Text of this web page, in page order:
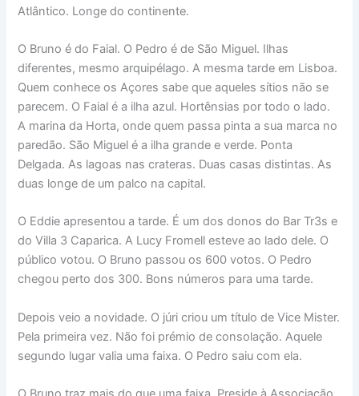
Atlântico. Longe do continente.
O Bruno é do Faial. O Pedro é de São Miguel. Ilhas
diferentes, mesmo arquipélago. A mesma tarde em Lisboa.
Quem conhece os Açores sabe que aqueles sítios não se
parecem. O Faial é a ilha azul. Hortênsias por todo o lado.
A marina da Horta, onde quem passa pinta a sua marca no
paredão. São Miguel é a ilha grande e verde. Ponta
Delgada. As lagoas nas crateras. Duas casas distintas. As
duas longe de um palco na capital.
O Eddie apresentou a tarde. É um dos donos do Bar Tr3s e
do Villa 3 Caparica. A Lucy Fromell esteve ao lado dele. O
público votou. O Bruno passou os 600 votos. O Pedro
chegou perto dos 300. Bons números para uma tarde.
Depois veio a novidade. O júri criou um título de Vice Mister.
Pela primeira vez. Não foi prémio de consolação. Aquele
segundo lugar valia uma faixa. O Pedro saiu com ela.